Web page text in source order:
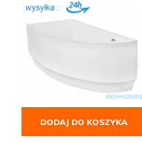
DODAJ DO KOSZYKA